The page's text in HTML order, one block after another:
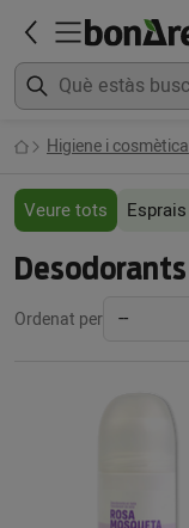
Higiene i cosmètica
Veure tots Esprais
Desodorants
Ordenat per